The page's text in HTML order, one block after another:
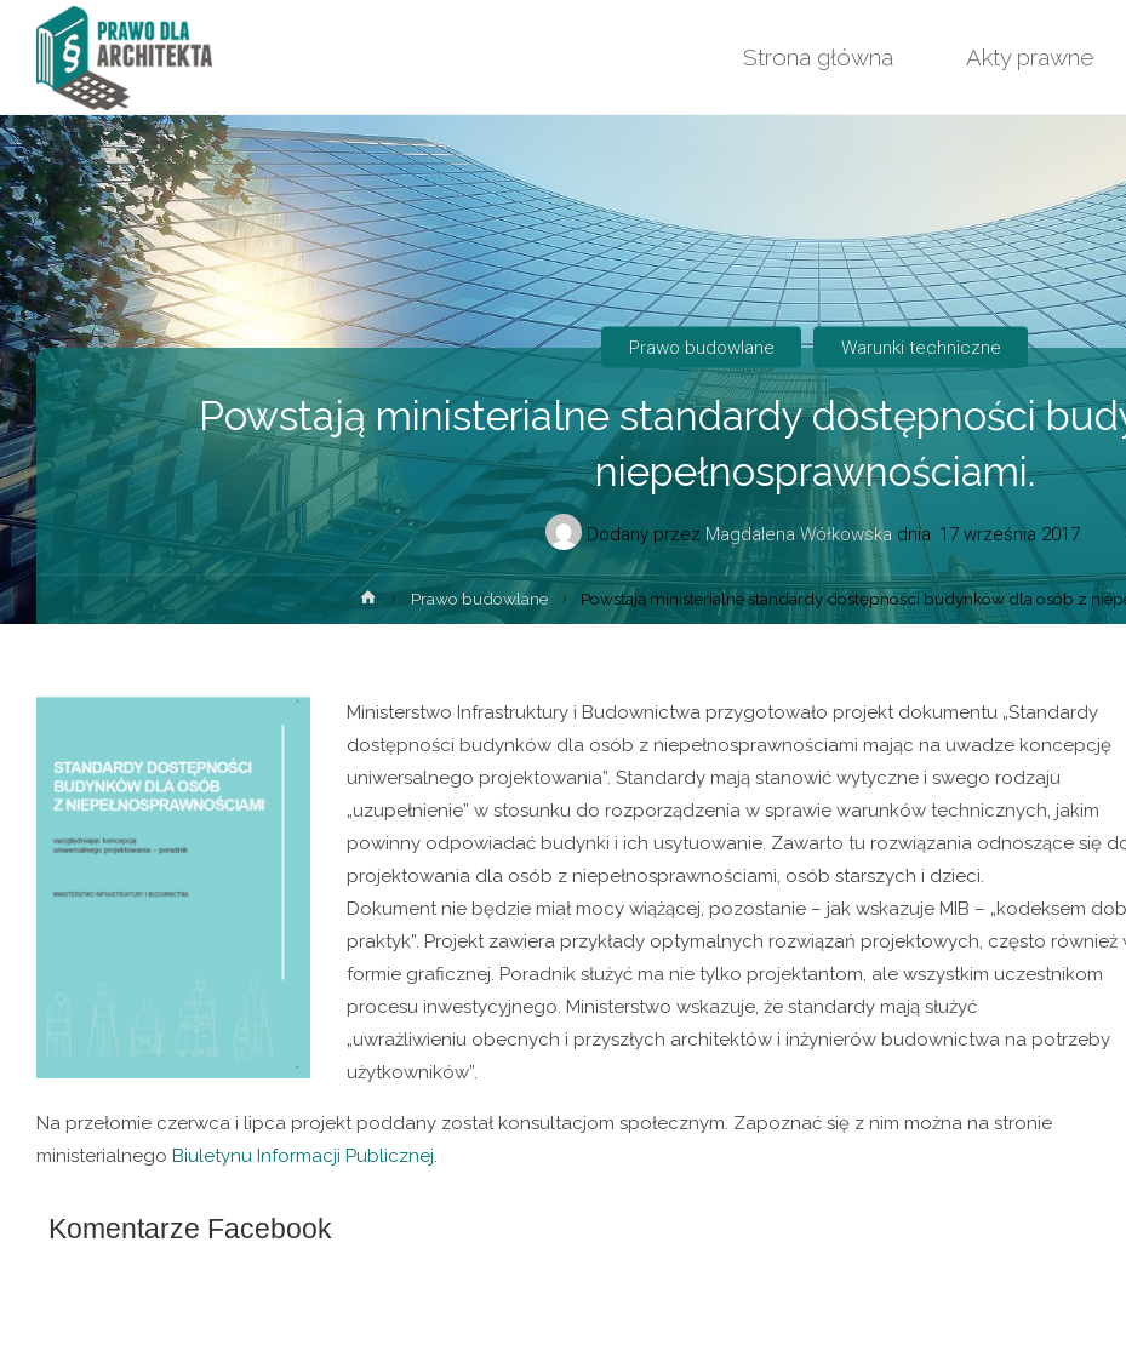
Strona główna Akty prawne
Powstają ministerialne standardy dostępności
niepełnosprawnościami.
Dodany przez Magdalena Wółkowska dnia 17 września 2017
Prawo budowlane Warunki techniczne
Prawo budowlane Powstają ministerialne standardy dostępności budynków dla osób z
Ministerstwo Infrastruktury i Budownictwa przygotowało projekt dokumentu „Standardy
dostępności budynków dla osób z niepełnosprawnościami mając na uwadze koncepcję
uniwersalnego projektowania”. Standardy mają stanowić wytyczne i swego rodzaju
„uzupełnienie” w stosunku do rozporządzenia w sprawie warunków technicznych, jakim
powinny odpowiadać budynki i ich usytuowanie. Zawarto tu rozwiązania odnoszące się
projektowania dla osób z niepełnosprawnościami, osób starszych i dzieci.
Dokument nie będzie miał mocy wiążącej, pozostanie – jak wskazuje MIB – „kodeksem
praktyk”. Projekt zawiera przykłady optymalnych rozwiązań projektowych, często również
formie graficznej. Poradnik służyć ma nie tylko projektantom, ale wszystkim uczestnikom
procesu inwestycyjnego. Ministerstwo wskazuje, że standardy mają służyć
„uwrażliwieniu obecnych i przyszłych architektów i inżynierów budownictwa na potrzeby
użytkowników”.
Na przełomie czerwca i lipca projekt poddany został konsultacjom społecznym. Zapoznać się z nim można na stronie
ministerialnego Biuletynu Informacji Publicznej.
Komentarze Facebook